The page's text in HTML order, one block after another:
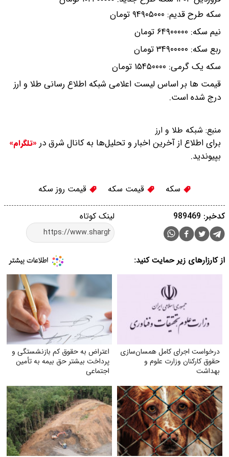
سکه طرح قدیم: ۹۴۹۰۵۰۰۰ تومان
نیم سکه: ۶۴۹۰۰۰۰۰ تومان
ربع سکه: ۳۴۹۰۰۰۰۰ تومان
سکه یک گرمی: ۱۵۴۵۰۰۰۰ تومان
قیمت ها بر اساس لیست اعلامی شبکه اطلاع رسانی طلا و ارز
درج شده است.
منبع: شبکه طلا و ارز
برای اطلاع از آخرین اخبار و تحلیل‌ها به کانال شرق در «تلگرام»
بپیوندید.
سکه قیمت سکه قیمت روز سکه
لینک کوتاه کدخبر: 989469
از کارزارهای زیر حمایت کنید:
درخواست اجرای کامل همسان‌سازی
حقوق کارکنان وزارت علوم و
بهداشت
اعتراض به حقوق کم بازنشستگی و
پرداخت بیشتر حق بیمه به تأمین
اجتماعی